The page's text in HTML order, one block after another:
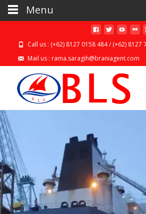
Call us : (+62) 8127 0158 484 / (+62) 8127
Mail us : rama.saragih@braniagent.com
Menu